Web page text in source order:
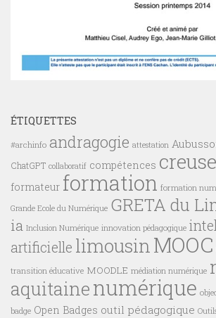
ÉTIQUETTES
#archinfo andragogie attestation
ChatGPT collaboratif compétences creuse
formateur formation formation
Grande Ecole du Numérique GRETA du
ia Inclusion Numérique innovation pédagogique
artificielle limousin MOOC
transition éducative MOODLE médiation numérique
aquitainenumérique
badge Open Badges outil pédagogique